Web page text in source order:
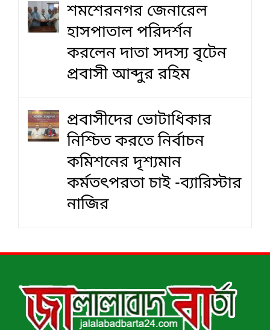
শমশেরনগর জেনারেল
হাসপাতাল পরিদর্শন
করলেন দাতা সদস্য বৃটেন
প্রবাসী আব্দুর রহিম
প্রবাসীদের ভোটাধিকার
নিশ্চিত করতে নির্বাচন
কমিশনের দৃশ‍্যমান
কর্মতৎপরতা চাই -ব্যারিস্টার
নাজির